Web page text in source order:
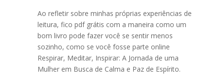
Ao refletir sobre minhas próprias experiências de
leitura, fico pdf grátis com a maneira como um
bom livro pode fazer você se sentir menos
sozinho, como se você fosse parte online
Respirar, Meditar, Inspirar: A Jornada de uma
Mulher em Busca de Calma e Paz de Espírito.